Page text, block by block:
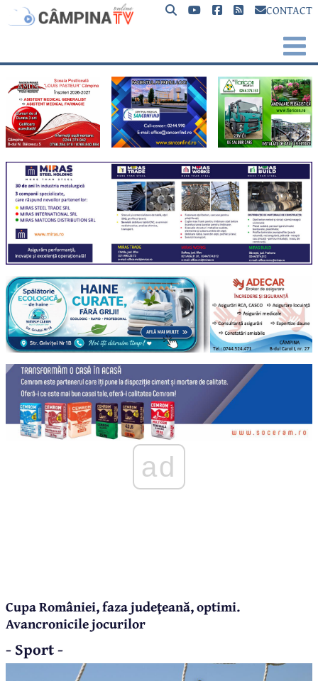
CONTACT
ad
Cupa României, faza judeţeană, optimi.
Avancronicile jocurilor
- Sport -